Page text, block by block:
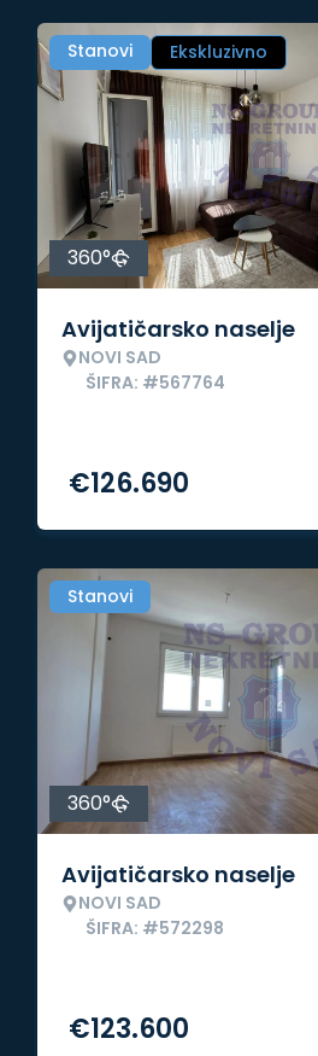
Stanovi Ekskluzivno
360°
Avijatičarsko naselje
NOVI SAD
ŠIFRA: #567764
€126.690
Stanovi
360°
Avijatičarsko naselje
NOVI SAD
ŠIFRA: #572298
€123.600